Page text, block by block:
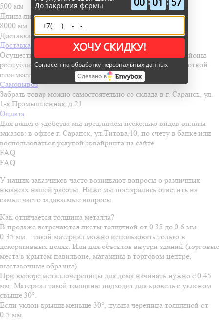
500 мм
Длина листа max
8000 мм
Доставка и оплата
Доставка
Осуществляем доставку по Саранску, во все города и районы
республики Мордовия. Доставка осуществляется по льготной
стоимости!
Самовывоз
Забрать товар можно самостоятельно со склада в г. Саранск, ул.
1-я Промышленная, д.21
Оплата
Для вашего удобства мы предлагаем несколько видов оплаты
заказов: в офисе г. Саранск, ул.Титова,10, по счету в банке или
воспользоваться услугой эквайринга на сайте
FAQ
FAQ
У наших заказчиков часто возникают вопросы о различных
нюансах нашей работы. Ниже мы постарались ответить на
самые часто задаваемые вопросы.
Как отличается толщина металла?
В продаже встречаются листы толщиной от 0.35 до 0.6 мм.
0.35 мм – такой материал можно использовать только в
декоративных целях. Или для объектов внутри зданий (торговые
места в крытом павильоне, магазины в торговом центре,
выставочные образцы).
При выборе металлочерепицы для дома начинать нужно с 0.45
мм. Материал такой толщины подходит для кровель с уклоном
свыше 30°.
Если уклон крыши меньше 30°, нужна черепица толщиной от
0.5 мм.
До закрытия формы
осталось
ХОЧУ СКИДКУ!
Согласен на обработку персональных данных
Сделано в